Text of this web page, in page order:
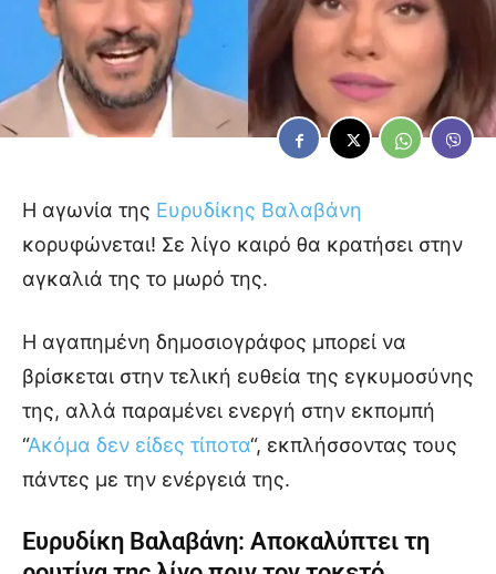
Η αγωνία της Ευρυδίκης Βαλαβάνη
κορυφώνεται! Σε λίγο καιρό θα κρατήσει στην
αγκαλιά της το μωρό της.
Η αγαπημένη δημοσιογράφος μπορεί να
βρίσκεται στην τελική ευθεία της εγκυμοσύνης
της, αλλά παραμένει ενεργή στην εκπομπή
“Ακόμα δεν είδες τίποτα“, εκπλήσσοντας τους
πάντες με την ενέργειά της.
Ευρυδίκη Βαλαβάνη: Αποκαλύπτει τη